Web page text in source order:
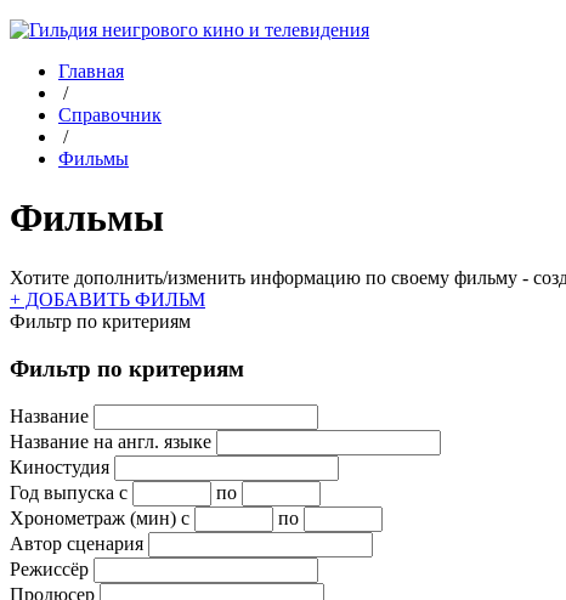
Главная
/
Справочник
/
Фильмы
Фильмы
Хотите дополнить/изменить информацию по своему фильму -
+ ДОБАВИТЬ ФИЛЬМ
Фильтр по критериям
Фильтр по критериям
Название
Название на англ. языке
Киностудия
Год выпуска с
по
Хронометраж (мин) с
по
Автор сценария
Режиссёр
Продюсер